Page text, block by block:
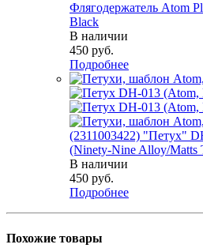
Флягодержатель Atom
Black
В наличии
450 руб.
Подробнее
(2311003422) "Петух"
(Ninety-Nine Alloy/Matts
В наличии
450 руб.
Подробнее
Похожие товары